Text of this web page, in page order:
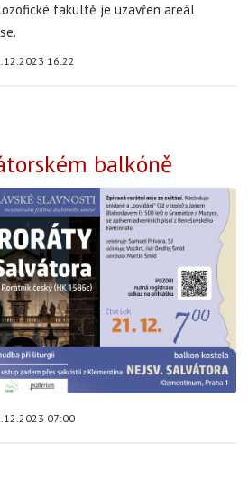
fakultě je uzavřen areál
16:22
balkóně
07:00